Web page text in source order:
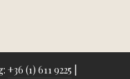
+36 (1) 611 9225